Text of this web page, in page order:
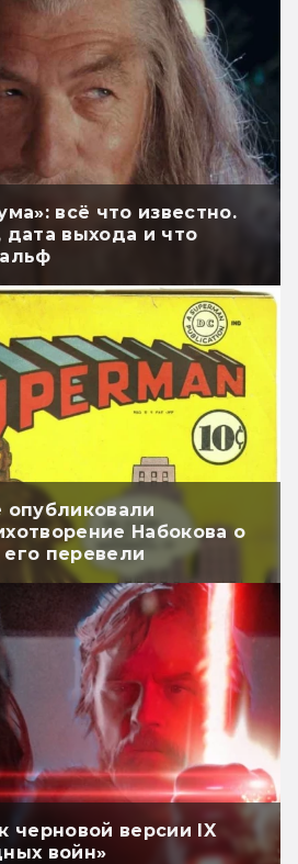
всё что известно.
выхода и что
опубликовали
Набокова о
перевели
черновой версии IX
войн»